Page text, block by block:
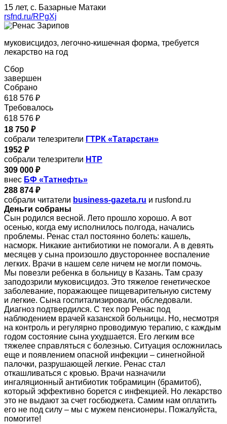
15 лет, с. Базарные Матаки
rsfnd.ru/RPgXj
муковисцидоз, легочно-кишечная форма, требуется
лекарство на год
Сбор
завершен
Собрано
618 576 ₽
Требовалось
618 576 ₽
18 750 ₽
собрали телезрители ГТРК «Татарстан»
1952 ₽
собрали телезрители НТР
309 000 ₽
внес БФ «Татнефть»
288 874 ₽
собрали читатели business-gazeta.ru и rusfond.ru
Деньги собраны
Сын родился весной. Лето прошло хорошо. А вот
осенью, когда ему исполнилось полгода, начались
проблемы. Ренас стал постоянно болеть: кашель,
насморк. Никакие антибиотики не помогали. А в девять
месяцев у сына произошло двустороннее воспаление
легких. Врачи в нашем селе ничем не могли помочь.
Мы повезли ребенка в больницу в Казань. Там сразу
заподозрили муковисцидоз. Это тяжелое генетическое
заболевание, поражающее пищеварительную систему
и легкие. Сына госпитализировали, обследовали.
Диагноз подтвердился. С тех пор Ренас под
наблюдением врачей казанской больницы. Но, несмотря
на контроль и регулярно проводимую терапию, с каждым
годом состояние сына ухудшается. Его легким все
тяжелее справляться с болезнью. Ситуация осложнилась
еще и появлением опасной инфекции – синегнойной
палочки, разрушающей легкие. Ренас стал
откашливаться с кровью. Врачи назначили
ингаляционный антибиотик тобрамицин (брамитоб),
который эффективно борется c инфекцией. Но лекарство
это не выдают за счет госбюджета. Самим нам оплатить
его не под силу – мы с мужем пенсионеры. Пожалуйста,
помогите!